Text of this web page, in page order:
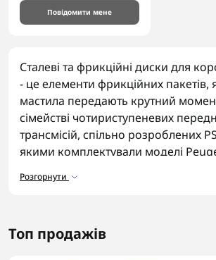
Повідомити мене
Сталеві та фрикційні диски для
- це елементи фрикційних пакетів,
мастила передають крутний
сімействі чотириступеневих
трансмісій, спільно розроблених
якими комплектували моделі
призводить до пробуксовки при
Асортимент дисків
Розгорнути
Топ продажів